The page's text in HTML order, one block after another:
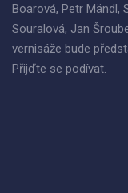
Boarová, Petr Mändl,
Souralová, Jan
vernisáže bude
Přijďte se podívat.